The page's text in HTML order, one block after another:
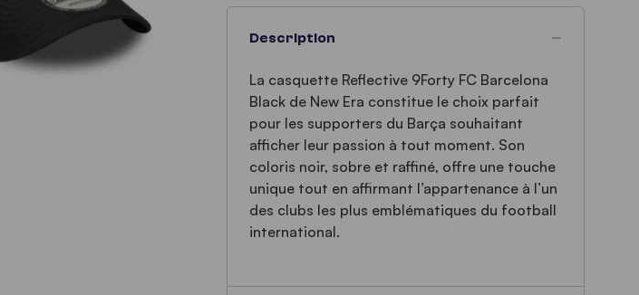
Description
La casquette Reflective 9Forty FC Barcelona
Black de New Era constitue le choix parfait
pour les supporters du Barça souhaitant
afficher leur passion à tout moment. Son
coloris noir, sobre et raffiné, offre une touche
unique tout en affirmant l’appartenance à l’un
des clubs les plus emblématiques du football
international.